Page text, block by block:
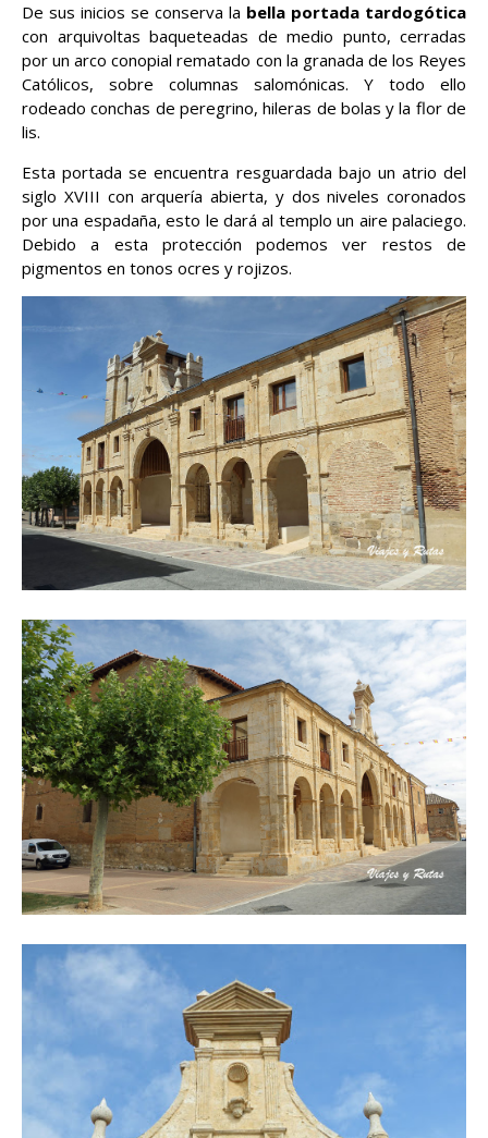
De sus inicios se conserva la bella portada tardogótica
con arquivoltas baqueteadas de medio punto, cerradas
por un arco conopial rematado con la granada de los Reyes
Católicos, sobre columnas salomónicas. Y todo ello
rodeado conchas de peregrino, hileras de bolas y la flor de
lis.
Esta portada se encuentra resguardada bajo un atrio del
siglo XVIII con arquería abierta, y dos niveles coronados
por una espadaña, esto le dará al templo un aire palaciego.
Debido a esta protección podemos ver restos de
pigmentos en tonos ocres y rojizos.